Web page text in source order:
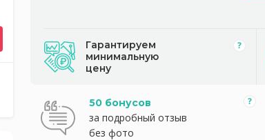
Гарантируем
минимальную
цену
50 бонусов
за подробный отзыв
без фото